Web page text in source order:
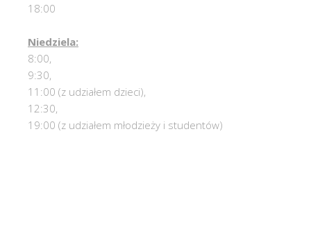
18:00
Niedziela:
8:00,
9:30,
11:00 (z udziałem dzieci),
12:30,
19:00 (z udziałem młodzieży i studentów)